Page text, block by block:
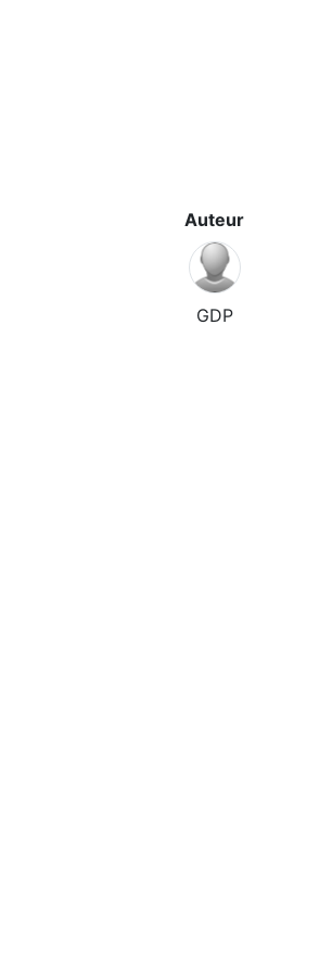
Auteur
GDP